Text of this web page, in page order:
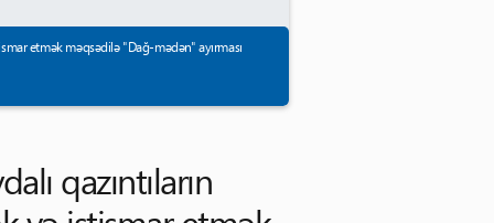
etmək məqsədilə "Dağ-mədən" ayırması
qazıntıların